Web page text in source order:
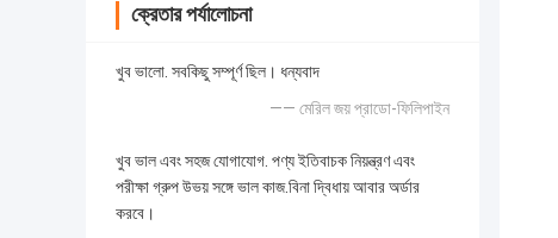
ক্রেতার পর্যালোচনা
খুব ভালো. সবকিছু সম্পূর্ণ ছিল। ধন্যবাদ
—— মেরিল জয় প্রাডো-ফিলিপাইন
খুব ভাল এবং সহজ যোগাযোগ. পণ্য ইতিবাচক নিয়ন্ত্রণ এবং
পরীক্ষা গ্রুপ উভয় সঙ্গে ভাল কাজ.বিনা দ্বিধায় আবার অর্ডার
করবে।